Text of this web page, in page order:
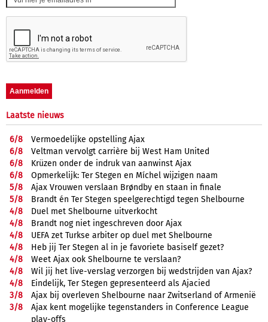
Laatste nieuws
6/8
Vermoedelijke opstelling Ajax
6/8
Veltman vervolgt carrière bij West Ham United
6/8
Krüzen onder de indruk van aanwinst Ajax
6/8
Opmerkelijk: Ter Stegen en Míchel wijzigen naam
5/8
Ajax Vrouwen verslaan Brøndby en staan in finale
5/8
Brandt én Ter Stegen speelgerechtigd tegen Shelbourne
4/8
Duel met Shelbourne uitverkocht
4/8
Brandt nog niet ingeschreven door Ajax
4/8
UEFA zet Turkse arbiter op duel met Shelbourne
4/8
Heb jij Ter Stegen al in je favoriete basiself gezet?
4/8
Weet Ajax ook Shelbourne te verslaan?
4/8
Wil jij het live-verslag verzorgen bij wedstrijden van Ajax?
4/8
Eindelijk, Ter Stegen gepresenteerd als Ajacied
3/8
Ajax bij overleven Shelbourne naar Zwitserland of Armenië
3/8
Ajax kent mogelijke tegenstanders in Conference League
play-offs